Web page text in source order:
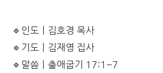
🔹인도ㅣ김호경 목사
🔹기도ㅣ김재영 집사
🔹말씀ㅣ출애굽기 17:1~7